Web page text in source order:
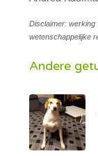
Disclaimer: werking
wetenschappelijke
Andere